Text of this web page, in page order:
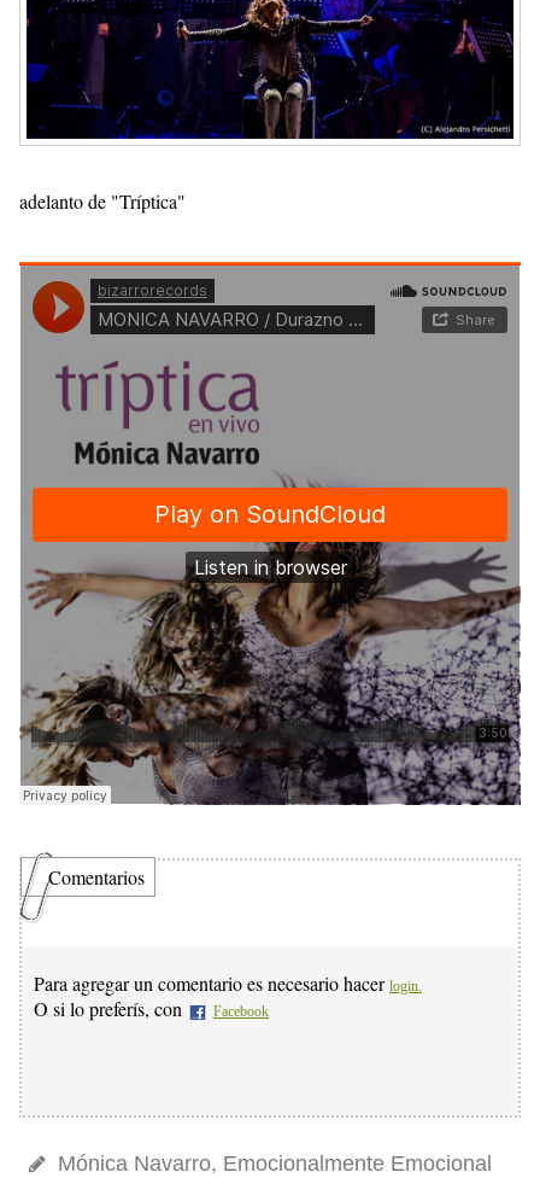
adelanto de "Tríptica"
Comentarios
Para agregar un comentario es necesario hacer login.
O si lo preferís, con Facebook
Mónica Navarro, Emocionalmente Emocional